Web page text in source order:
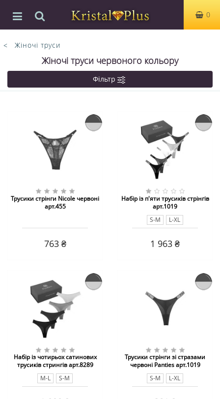
0
Жіночі труси
Жіночі труси червоного кольору
Фільтр
Трусики стрінги Nicole червоні
арт.455
763 ₴
Набір із п'яти трусиків стрінгів
арт.1019
S-M
L-XL
1 963 ₴
Набір із чотирьох сатинових
трусиків стрингів арт.8289
M-L
S-M
Трусики стрінги зі стразами
червоні Panties арт.1019
S-M
L-XL